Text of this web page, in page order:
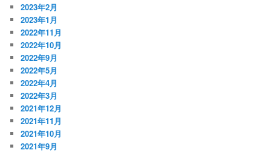
2023年2月
2023年1月
2022年11月
2022年10月
2022年9月
2022年5月
2022年4月
2022年3月
2021年12月
2021年11月
2021年10月
2021年9月